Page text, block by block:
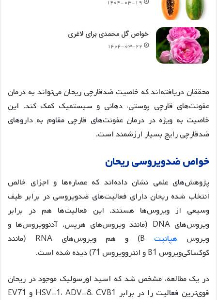
۱۴۰۴-۰۳-۱۹
خواص گل محمدی برای لاغری
۱۴۰۴-۰۳-۲۲
محققان دریافته‌اند که خاصیت ضدقارچی ریحان می‌تواند به درمان
عفونت‌های قارچی پوستی، دهانی و سیستمیک کمک کند. این
خاصیت به ویژه در درمان عفونت‌های قارچی مقاوم به داروهای
ضدقارچی رایج بسیار ارزشمند است.
خواصضدویروسیریحان
پژوهش‌های علمی نشان داده‌اند که عصاره‌ها و اجزای خالص
انتخاب شده ریحان دارای فعالیت‌های ضدویروسی در برابر طیف
وسیعی از ویروس‌ها هستند. این فعالیت‌ها هم در برابر
ویروس‌های DNA (مانند ویروس‌های هرپس، آدنوویروس‌ها و
ویروس هپاتیت
B) و هم ویروس‌های RNA (مانند
کوکساکی‌ویروس B1 و انتروویروس 71) دیده شده است
.
در یک مطالعه، مشخص شد که اسید اورسولیک موجود در ریحان
قوی‌ترین فعالیت را در برابر HSV-1، ADV-8، CVB1 و EV71